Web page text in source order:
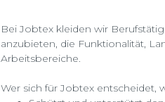
Bei Jobtex kleiden wir
anzubieten, die Funktionalität,
Arbeitsbereiche.
Wer sich für Jobtex entscheidet,